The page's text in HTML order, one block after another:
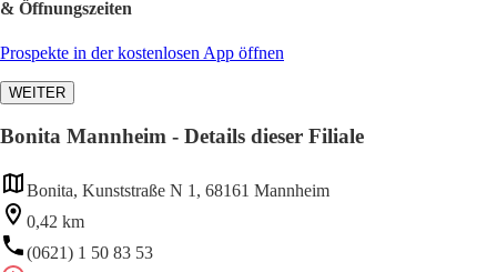
& Öffnungszeiten
Prospekte in der kostenlosen App öffnen
WEITER
Bonita Mannheim - Details dieser Filiale
Bonita, Kunststraße N 1, 68161 Mannheim
0,42 km
(0621) 1 50 83 53